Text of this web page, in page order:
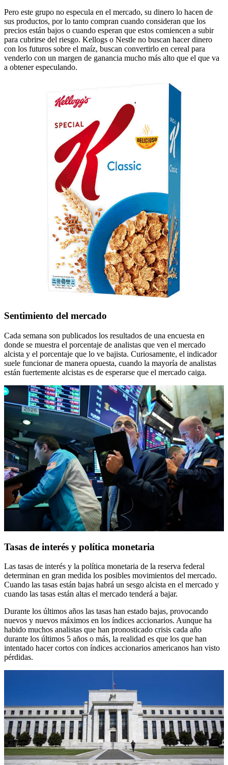
Pero este grupo no especula en el mercado, su dinero lo hacen de
sus productos, por lo tanto compran cuando consideran que los
precios están bajos o cuando esperan que estos comiencen a subir
para cubrirse del riesgo. Kellogs o Nestle no buscan hacer dinero
con los futuros sobre el maíz, buscan convertirlo en cereal para
venderlo con un margen de ganancia mucho más alto que el que va
a obtener especulando.
Sentimiento del mercado
Cada semana son publicados los resultados de una encuesta en
donde se muestra el porcentaje de analistas que ven el mercado
alcista y el porcentaje que lo ve bajista. Curiosamente, el indicador
suele funcionar de manera opuesta, cuando la mayoría de analistas
están fuertemente alcistas es de esperarse que el mercado caiga.
Tasas de interés y política monetaria
Las tasas de interés y la política monetaria de la reserva federal
determinan en gran medida los posibles movimientos del mercado.
Cuando las tasas están bajas habrá un sesgo alcista en el mercado y
cuando las tasas están altas el mercado tenderá a bajar.
Durante los últimos años las tasas han estado bajas, provocando
nuevos y nuevos máximos en los índices accionarios. Aunque ha
habido muchos analistas que han pronosticado crisis cada año
durante los últimos 5 años o más, la realidad es que los que han
intentado hacer cortos con índices accionarios americanos han visto
pérdidas.